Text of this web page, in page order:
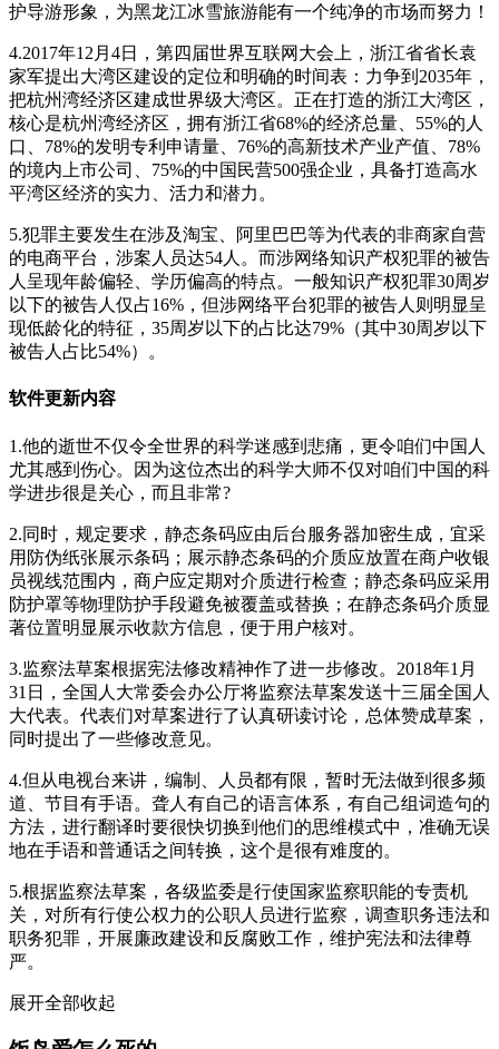
护导游形象，为黑龙江冰雪旅游能有一个纯净的市场而努力！
4.2017年12月4日，第四届世界互联网大会上，浙江省省长袁
家军提出大湾区建设的定位和明确的时间表：力争到2035年，
把杭州湾经济区建成世界级大湾区。正在打造的浙江大湾区，
核心是杭州湾经济区，拥有浙江省68%的经济总量、55%的人
口、78%的发明专利申请量、76%的高新技术产业产值、78%
的境内上市公司、75%的中国民营500强企业，具备打造高水
平湾区经济的实力、活力和潜力。
5.犯罪主要发生在涉及淘宝、阿里巴巴等为代表的非商家自营
的电商平台，涉案人员达54人。而涉网络知识产权犯罪的被告
人呈现年龄偏轻、学历偏高的特点。一般知识产权犯罪30周岁
以下的被告人仅占16%，但涉网络平台犯罪的被告人则明显呈
现低龄化的特征，35周岁以下的占比达79%（其中30周岁以下
被告人占比54%）。
软件更新内容
1.他的逝世不仅令全世界的科学迷感到悲痛，更令咱们中国人
尤其感到伤心。因为这位杰出的科学大师不仅对咱们中国的科
学进步很是关心，而且非常?
2.同时，规定要求，静态条码应由后台服务器加密生成，宜采
用防伪纸张展示条码；展示静态条码的介质应放置在商户收银
员视线范围内，商户应定期对介质进行检查；静态条码应采用
防护罩等物理防护手段避免被覆盖或替换；在静态条码介质显
著位置明显展示收款方信息，便于用户核对。
3.监察法草案根据宪法修改精神作了进一步修改。2018年1月
31日，全国人大常委会办公厅将监察法草案发送十三届全国人
大代表。代表们对草案进行了认真研读讨论，总体赞成草案，
同时提出了一些修改意见。
4.但从电视台来讲，编制、人员都有限，暂时无法做到很多频
道、节目有手语。聋人有自己的语言体系，有自己组词造句的
方法，进行翻译时要很快切换到他们的思维模式中，准确无误
地在手语和普通话之间转换，这个是很有难度的。
5.根据监察法草案，各级监委是行使国家监察职能的专责机
关，对所有行使公权力的公职人员进行监察，调查职务违法和
职务犯罪，开展廉政建设和反腐败工作，维护宪法和法律尊
严。
展开全部收起